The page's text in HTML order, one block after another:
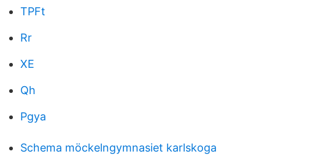
TPFt
Rr
XE
Qh
Pgya
Schema möckelngymnasiet karlskoga